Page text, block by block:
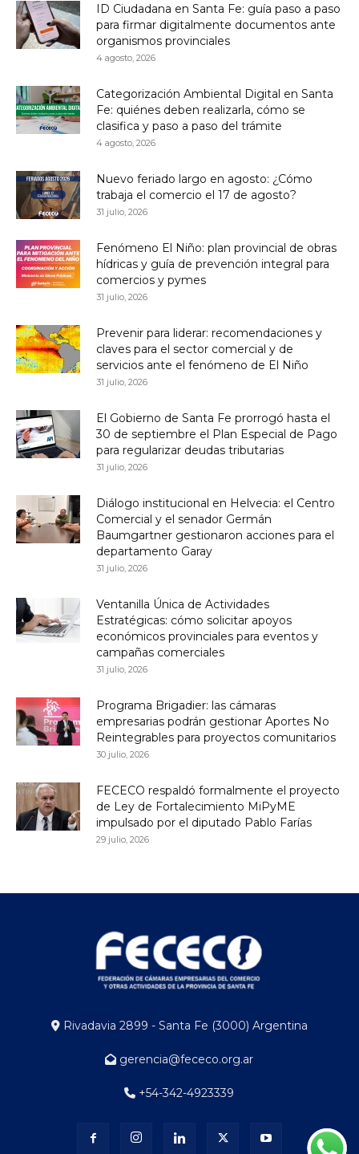
ID Ciudadana en Santa Fe: guía paso a paso
para firmar digitalmente documentos ante
organismos provinciales
4 agosto, 2026
Categorización Ambiental Digital en Santa
Fe: quiénes deben realizarla, cómo se
clasifica y paso a paso del trámite
4 agosto, 2026
Nuevo feriado largo en agosto: ¿Cómo
trabaja el comercio el 17 de agosto?
31 julio, 2026
Fenómeno El Niño: plan provincial de obras
hídricas y guía de prevención integral para
comercios y pymes
31 julio, 2026
Prevenir para liderar: recomendaciones y
claves para el sector comercial y de
servicios ante el fenómeno de El Niño
31 julio, 2026
El Gobierno de Santa Fe prorrogó hasta el
30 de septiembre el Plan Especial de Pago
para regularizar deudas tributarias
31 julio, 2026
Diálogo institucional en Helvecia: el Centro
Comercial y el senador Germán
Baumgartner gestionaron acciones para el
departamento Garay
31 julio, 2026
Ventanilla Única de Actividades
Estratégicas: cómo solicitar apoyos
económicos provinciales para eventos y
campañas comerciales
31 julio, 2026
Programa Brigadier: las cámaras
empresarias podrán gestionar Aportes No
Reintegrables para proyectos comunitarios
30 julio, 2026
FECECO respaldó formalmente el proyecto
de Ley de Fortalecimiento MiPyME
impulsado por el diputado Pablo Farías
29 julio, 2026
Rivadavia 2899 - Santa Fe (3000) Argentina
gerencia@fececo.org.ar
+54-342-4923339